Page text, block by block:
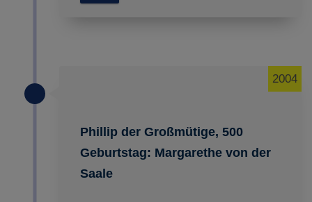
Phillip der Großmütige, 500
Geburtstag: Margarethe von der
Saale
2004